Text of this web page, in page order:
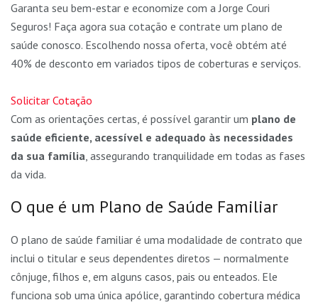
Garanta seu bem-estar e economize com a Jorge Couri
Seguros! Faça agora sua cotação e contrate um plano de
saúde conosco. Escolhendo nossa oferta, você obtém até
40% de desconto em variados tipos de coberturas e serviços.
Solicitar Cotação
Com as orientações certas, é possível garantir um plano de
saúde eficiente, acessível e adequado às necessidades
da sua família, assegurando tranquilidade em todas as fases
da vida.
O que é um Plano de Saúde Familiar
O plano de saúde familiar é uma modalidade de contrato que
inclui o titular e seus dependentes diretos — normalmente
cônjuge, filhos e, em alguns casos, pais ou enteados. Ele
funciona sob uma única apólice, garantindo cobertura médica